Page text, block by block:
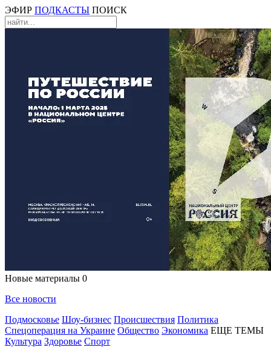
ЭФИР ПОДКАСТЫ ПОИСК
Новые материалы 0
Все новости
Подмосковье Шоу-бизнес Происшествия Политика
Спецоперация на Украине Общество Экономика ЕЩЕ ТЕМЫ
Культура Здоровье Спорт